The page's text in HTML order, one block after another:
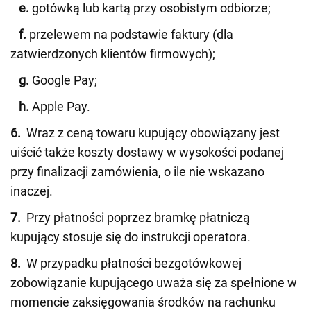
e. gotówką lub kartą przy osobistym odbiorze;
f. przelewem na podstawie faktury (dla
zatwierdzonych klientów firmowych);
g. Google Pay;
h. Apple Pay.
6. Wraz z ceną towaru kupujący obowiązany jest
uiścić także koszty dostawy w wysokości podanej
przy finalizacji zamówienia, o ile nie wskazano
inaczej.
7. Przy płatności poprzez bramkę płatniczą
kupujący stosuje się do instrukcji operatora.
8. W przypadku płatności bezgotówkowej
zobowiązanie kupującego uważa się za spełnione w
momencie zaksięgowania środków na rachunku